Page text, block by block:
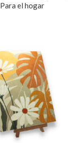
Para el hogar